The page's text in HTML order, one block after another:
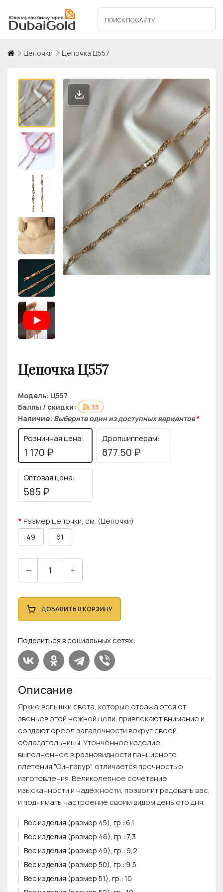
Цепочки Цепочка Ц557
Цепочка Ц557
Модель: Ц557
Баллы / скидки:
35
Наличие: Выберите один из доступных вариантов*
Розничная цена:
1 170 ₽
Дропшипперам:
877.50 ₽
Оптовая цена:
585 ₽
Размер цепочки, см. (Цепочки)
49 61
— +
ДОБАВИТЬ В КОРЗИНУ
Поделиться в социальных сетях:
Описание
Яркие вспышки света, которые отражаются от
звеньев этой нежной цепи, привлекают внимание и
создают ореол загадочности вокруг своей
обладательницы. Утончённое изделие,
выполненное в разновидности панцирного
плетения "Сингапур", отличается прочностью
изготовления. Великолепное сочетание
изысканности и надёжности, позволит радовать вас,
и поднимать настроение своим видом день ото дня.
Вес изделия (размер 45), гр.: 6,1
Вес изделия (размер 46), гр.: 7,3
Вес изделия (размер 49), гр.: 9,2
Вес изделия (размер 50), гр.: 9,5
Вес изделия (размер 51), гр.: 10